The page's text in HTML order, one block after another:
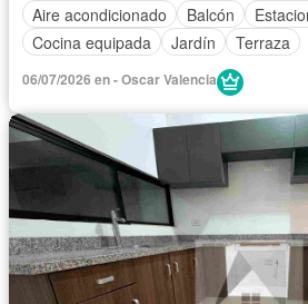
Aire acondicionado
Balcón
Cocina equipada
Jardín Terraza
06/07/2026 en - Oscar Valencia